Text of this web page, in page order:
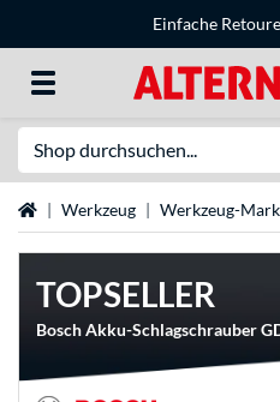
Einfache
StartseiteWerkzeug Werkzeug-
TOPSELLER